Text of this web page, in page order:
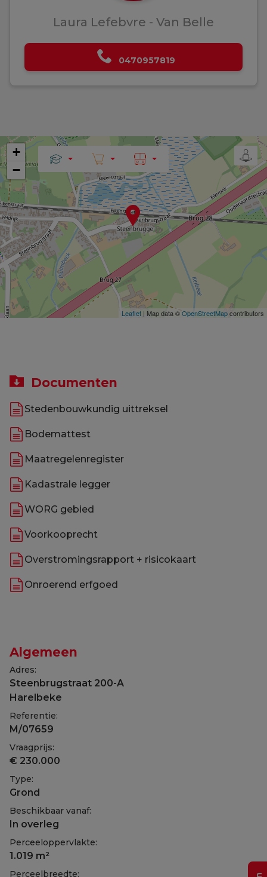
Laura Lefebvre - Van Belle
0470957819
+
−
Leaflet | Map data ©OpenStreetMapcontributors
Documenten
Stedenbouwkundig uittreksel
Bodemattest
Maatregelenregister
Kadastrale legger
WORG gebied
Voorkooprecht
Overstromingsrapport + risicokaart
Onroerend erfgoed
Algemeen
Adres:
Steenbrugstraat 200-A
Harelbeke
Referentie:
M/07659
Vraagprijs:
€ 230.000
Type:
Grond
Beschikbaar vanaf:
In overleg
Perceeloppervlakte:
1.019 m²
Perceelbreedte: